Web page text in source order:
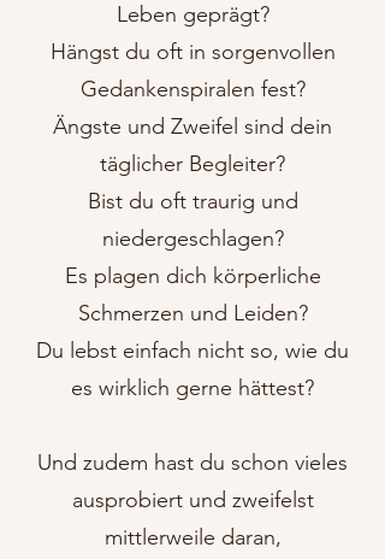
Leben geprägt?
Hängst du oft in sorgenvollen
Gedankenspiralen fest?
Ängste und Zweifel sind dein
täglicher Begleiter?
Bist du oft traurig und
niedergeschlagen?
Es plagen dich körperliche
Schmerzen und Leiden?
Du lebst einfach nicht so, wie du
es wirklich gerne hättest?
Und zudem hast du schon vieles
ausprobiert und zweifelst
mittlerweile daran,